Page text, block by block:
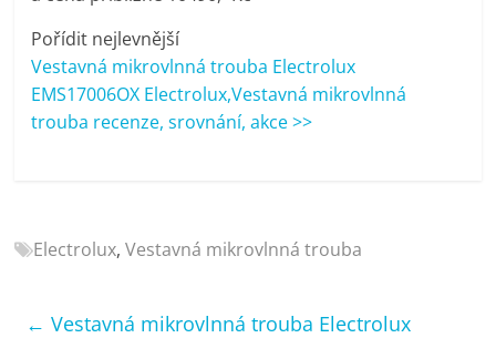
telefony,
kávovary,
bazény
Pořídit nejlevnější
Vestavná mikrovlnná trouba Electrolux
EMS17006OX Electrolux,Vestavná mikrovlnná
trouba recenze, srovnání, akce >>
Electrolux,Vestavná mikrovlnná trouba
← Vestavná mikrovlnná trouba Electrolux